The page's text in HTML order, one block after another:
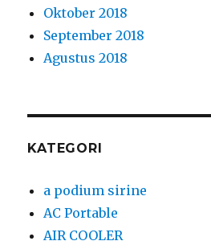
Oktober 2018
September 2018
Agustus 2018
KATEGORI
a podium sirine
AC Portable
AIR COOLER